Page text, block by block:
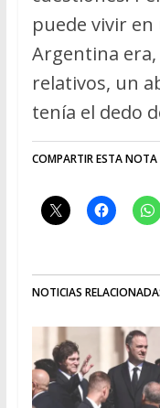
puede vivir
Argentina
relativos, un
tenía el dedo
COMPARTIR ESTA NOTA
NOTICIAS